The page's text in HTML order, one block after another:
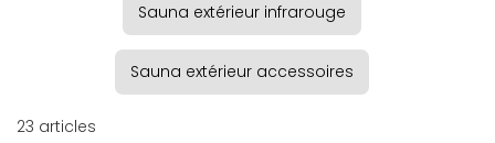
Sauna extérieur infrarouge
Sauna extérieur accessoires
23 articles